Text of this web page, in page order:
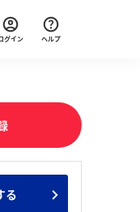
ターン人気企業ランキ
ト一覧
グイン ヘルプ
る